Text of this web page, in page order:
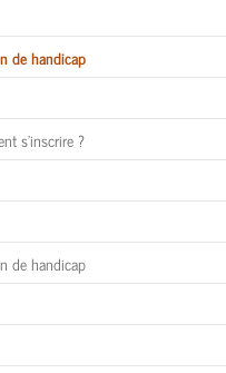
de handicap
s'inscrire ?
de handicap